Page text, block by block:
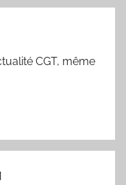
CGT, même